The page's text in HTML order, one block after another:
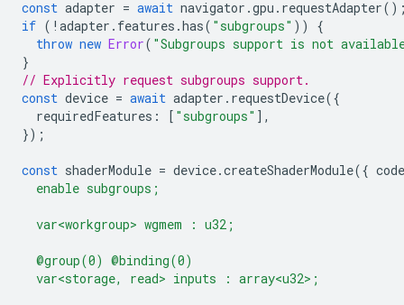
const adapter = await navigator .gpu . requestAdapter
if ( ! adapter . features .has( "subgroups" ))
{
throw new Error( "Subgroups support is not
}
// Explicitly request subgroups support.
const device = await adapter . requestDevice({
requiredFeatures : [ "subgroups" ],
});
const shaderModule = device.createShaderModule({ code
  enable subgroups;
  var<workgroup> wgmem : u32;
  @group(0) @binding(0)
  var<storage, read> inputs : array<u32>;